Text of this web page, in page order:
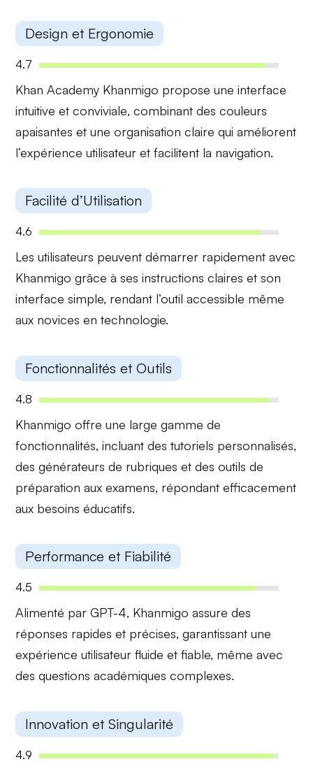
Design et Ergonomie
4.7
Khan Academy Khanmigo propose uneinterface
intuitive et conviviale, combinant des couleurs
apaisantes et une organisation claire qui améliorent
l’expérience utilisateur et facilitent la navigation.
Facilité d’Utilisation
4.6
Les utilisateurs peuventdémarrer rapidement avec
Khanmigo grâce à ses instructions claires et son
interface simple, rendant l’outil accessible même
aux novices en technologie.
Fonctionnalités et Outils
4.8
Khanmigo offre une large gamme de
fonctionnalités, incluant des tutoriels personnalisés,
des générateurs de rubriques et des outils de
préparation aux examens, répondant efficacement
aux besoins éducatifs.
Performance et Fiabilité
4.5
Alimenté par GPT-4, Khanmigo assure des
réponses rapides et précises, garantissant une
expérience utilisateur fluide et fiable, même avec
des questions académiques complexes.
Innovation et Singularité
4.9